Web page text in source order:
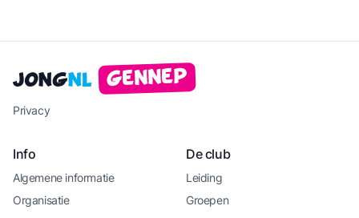
JongNL Gennep
Privacy
Info
Algemene informatie
Organisatie
De club
Leiding
Groepen